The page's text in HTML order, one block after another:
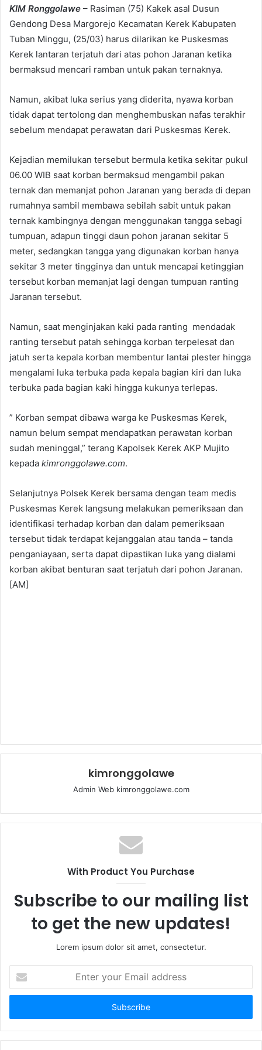
KIM Ronggolawe – Rasiman (75) Kakek asal Dusun
Gendong Desa Margorejo Kecamatan Kerek Kabupaten
Tuban Minggu, (25/03) harus dilarikan ke Puskesmas
Kerek lantaran terjatuh dari atas pohon Jaranan ketika
bermaksud mencari ramban untuk pakan ternaknya.
Namun, akibat luka serius yang diderita, nyawa korban
tidak dapat tertolong dan menghembuskan nafas terakhir
sebelum mendapat perawatan dari Puskesmas Kerek.
Kejadian memilukan tersebut bermula ketika sekitar pukul
06.00 WIB saat korban bermaksud mengambil pakan
ternak dan memanjat pohon Jaranan yang berada di depan
rumahnya sambil membawa sebilah sabit untuk pakan
ternak kambingnya dengan menggunakan tangga sebagi
tumpuan, adapun tinggi daun pohon jaranan sekitar 5
meter, sedangkan tangga yang digunakan korban hanya
sekitar 3 meter tingginya dan untuk mencapai ketinggian
tersebut korban memanjat lagi dengan tumpuan ranting
Jaranan tersebut.
Namun, saat menginjakan kaki pada ranting mendadak
ranting tersebut patah sehingga korban terpelesat dan
jatuh serta kepala korban membentur lantai plester hingga
mengalami luka terbuka pada kepala bagian kiri dan luka
terbuka pada bagian kaki hingga kukunya terlepas.
” Korban sempat dibawa warga ke Puskesmas Kerek,
namun belum sempat mendapatkan perawatan korban
sudah meninggal,” terang Kapolsek Kerek AKP Mujito
kepada kimronggolawe.com.
Selanjutnya Polsek Kerek bersama dengan team medis
Puskesmas Kerek langsung melakukan pemeriksaan dan
identifikasi terhadap korban dan dalam pemeriksaan
tersebut tidak terdapat kejanggalan atau tanda – tanda
penganiayaan, serta dapat dipastikan luka yang dialami
korban akibat benturan saat terjatuh dari pohon Jaranan.
[AM]
kimronggolawe
Admin Web kimronggolawe.com
With Product You Purchase
Subscribe to our mailing list
to get the new updates!
Lorem ipsum dolor sit amet, consectetur.
t
r
y